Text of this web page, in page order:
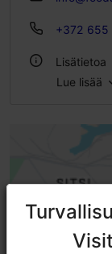
+372
Lisätietoa
WLAN-alue
Lue lisää